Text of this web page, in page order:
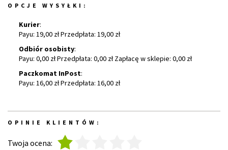
OPCJE WYSYŁKI:
Kurier:
Payu: 19,00 zł Przedpłata: 19,00 zł
Odbiór osobisty:
Payu: 0,00 zł Przedpłata: 0,00 zł Zapłacę w sklepie: 0,00 zł
Paczkomat InPost:
Payu: 16,00 zł Przedpłata: 16,00 zł
OPINIE KLIENTÓW:
Twoja ocena: